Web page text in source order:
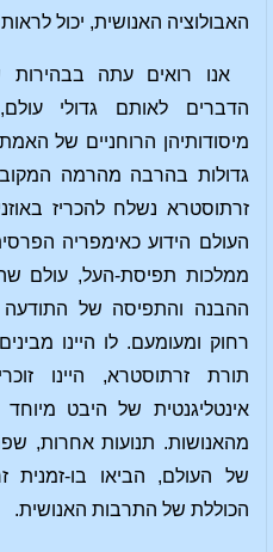
האבולוציה האנושית, יכול
אנו רואים עתה
הדברים לאותם גדולי
מיסודותיהן הרוחניים של
גדולות בהרבה מהרמה
זרתוסטרא נשלח להכריז
העולם הידוע כאימפריה
ממלכות תפיסת-העל, עולם
ההבנה והתפיסה של התודעה
רחוק ומעומעם. לו היינו
תורת זרתוסטרא, היינו
אינטליגנטית של היבט
מהאנושות. תנועות אחרות,
של העולם, הביאו בו-זמנית
הכוללת של התרבות האנושית.